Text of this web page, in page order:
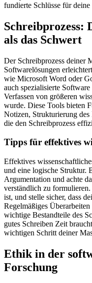
fundierte Schlüsse für
Schreibprozess:
als das Schwert
Der Schreibprozess deiner
Softwarelösungen
wie Microsoft Word oder
auch spezialisierte
Verfassen von größeren
wurde. Diese Tools bieten
Notizen, Strukturierung
die den Schreibprozess
Tipps für effektives
Effektives
und eine logische Struktur.
Argumentation und achte
verständlich zu
ist, und stelle sicher, dass
Regelmäßiges
wichtige Bestandteile des
gutes Schreiben Zeit
wichtigen Schritt deiner
Ethik in der
Forschung